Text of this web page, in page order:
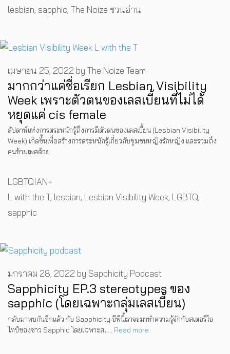
Tags
lesbian, sapphic, The Noize ชวนอ่าน
มากกว่าแค่ชื่อเรียก Lesbian Visibility
Week เพราะตัวตนของเลสเบี้ยนที่ไม่ได้
หยุดแค่ cis female
เมษายน 25, 2022 by The Noize Team
สัปดาห์แห่งการตระหนักรู้ถึงการมีตัวตนของเลสเบี้ยน (Lesbian Visibility
Week) เกิดขึ้นเพื่อสร้างการตระหนักรู้เกี่ยวกับชุมชนหญิงรักหญิง และรวมถึง
คนข้ามเพศด้วย
Categories
LGBTQIAN+
Tags
L with the T, lesbian, Lesbian Visibility Week, LGBTQ,
sapphic
Sapphicity EP.3 stereotypes ของ
sapphic (โดยเฉพาะกลุ่มเลสเบี้ยน)
มกราคม 28, 2022 by Sapphicity Podcast
กลับมาพบกันอีกแล้ว กับ Sapphicity อีพีนี้เราจะมาทำความรู้จักกับสเตอริโอ
ไทป์ของชาว Sapphic โดยเฉพาะสเ … Read more